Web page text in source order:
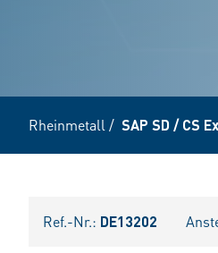
Rheinmetall / SAP SD / CS
Ref.-Nr.: DE13202